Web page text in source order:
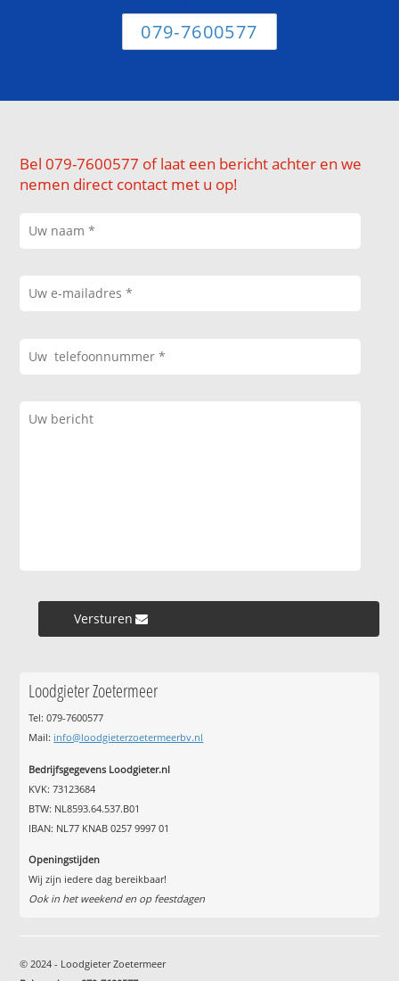
079-7600577
Bel 079-7600577 of laat een bericht achter en we
nemen direct contact met u op!
Versturen »
Loodgieter Zoetermeer
Tel: 079-7600577
Mail: info@loodgieterzoetermeerbv.nl
Bedrijfsgegevens Loodgieter.nl
KVK: 73123684
BTW: NL8593.64.537.B01
IBAN: NL77 KNAB 0257 9997 01
Openingstijden
Wij zijn iedere dag bereikbaar!
Ook in het weekend en op feestdagen
© 2024 - Loodgieter Zoetermeer